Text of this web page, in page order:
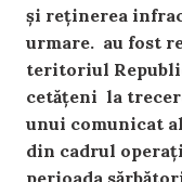
și reținerea
urmare. au fost
teritoriul
cetățeni la
unui comunicat
din cadrul
perioada